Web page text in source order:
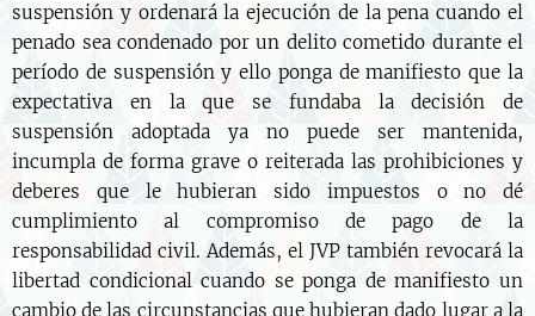
suspensión y ordenará la ejecución de la pena cuando el
penado sea condenado por un delito cometido durante el
período de suspensión y ello ponga de manifiesto que la
expectativa en la que se fundaba la decisión de
suspensión adoptada ya no puede ser mantenida,
incumpla de forma grave o reiterada las prohibiciones y
deberes que le hubieran sido impuestos o no dé
cumplimiento al compromiso de pago de la
responsabilidad civil. Además, el JVP también revocará la
libertad condicional cuando se ponga de manifiesto un
cambio de las circunstancias que hubieran dado lugar a la